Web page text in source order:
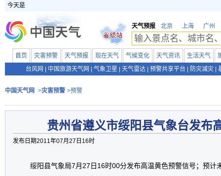
今天是
天气预报 北京 上海 广州
首页 灾害预警 天气预报 现在天气 气候变化 天气资讯 生活天气
台风网
中国旅游天气网 气象卫星 天气雷达 预警共享平台 防灾减灾
中国天气网 >灾害预警 >预警
贵州省遵义市绥阳县气象台发布
发布日期2011年07月27日16时
绥阳县气象局7月27日16时00分发布高温黄色预警信号；预计